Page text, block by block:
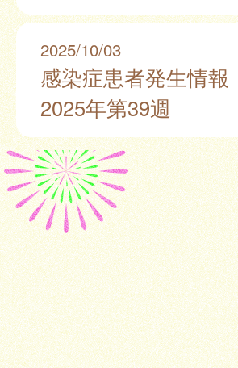
2025/10/03
感染症患者発生情報
2025年第39週